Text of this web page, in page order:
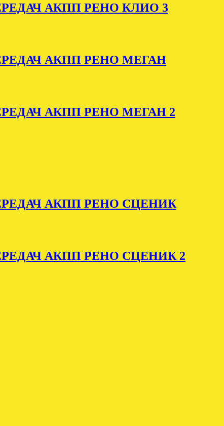
АКПП РЕНО КЛИО 3
АКПП РЕНО МЕГАН
АКПП РЕНО МЕГАН 2
АКПП РЕНО СЦЕНИК
АКПП РЕНО СЦЕНИК 2